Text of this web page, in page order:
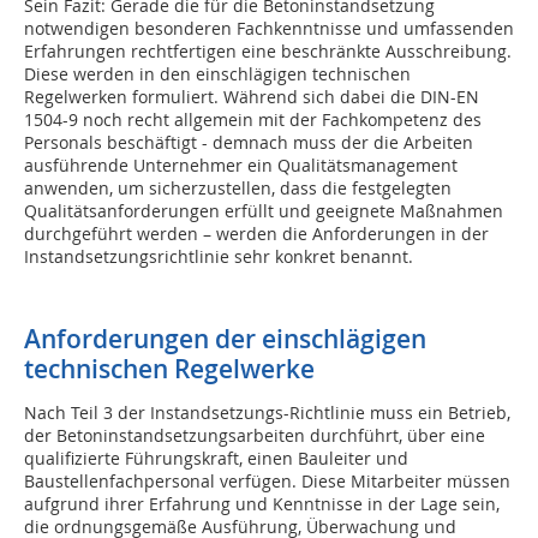
Sein Fazit: Gerade die für die Betoninstandsetzung
notwendigen besonderen Fachkenntnisse und umfassenden
Erfahrungen rechtfertigen eine beschränkte Ausschreibung.
Diese werden in den einschlägigen technischen
Regelwerken formuliert. Während sich dabei die DIN-EN
1504-9 noch recht allgemein mit der Fachkompetenz des
Personals beschäftigt - demnach muss der die Arbeiten
ausführende Unternehmer ein Qualitätsmanagement
anwenden, um sicherzustellen, dass die festgelegten
Qualitätsanforderungen erfüllt und geeignete Maßnahmen
durchgeführt werden – werden die Anforderungen in der
Instandsetzungsrichtlinie sehr konkret benannt.
Anforderungen der einschlägigen
technischen Regelwerke
Nach Teil 3 der Instandsetzungs-Richtlinie muss ein Betrieb,
der Betoninstandsetzungsarbeiten durchführt, über eine
qualifizierte Führungskraft, einen Bauleiter und
Baustellenfachpersonal verfügen. Diese Mitarbeiter müssen
aufgrund ihrer Erfahrung und Kenntnisse in der Lage sein,
die ordnungsgemäße Ausführung, Überwachung und